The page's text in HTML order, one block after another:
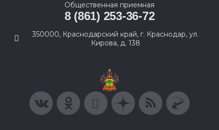
Общественная приемная
8 (861) 253-36-72
350000, Краснодарский край, г. Краснодар, ул.
Кирова, д. 138